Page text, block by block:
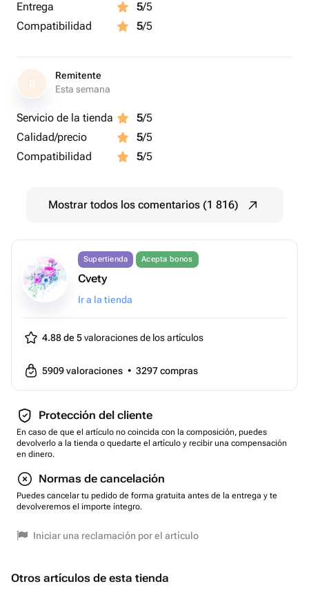
Entrega 5/5
Compatibilidad
5/5
R
Remitente
Esta semana
Servicio de la tienda 5/5
Calidad/precio
5/5
Compatibilidad
5/5
Mostrar todos los comentarios (1 816)
Supertienda Acepta bonos
Cvety
Ir a la tienda
4.88 de 5valoraciones de los artículos
5909valoraciones • 3297compras
Protección del cliente
En caso de que el artículo no coincida con la composición, puedes
devolverlo a la tienda o quedarte el artículo y recibir una compensación
en dinero.
Normas de cancelación
Puedes cancelar tu pedido de forma gratuita antes de la entrega y te
devolveremos el importe íntegro.
Iniciar una reclamación por el artículo
Otros artículos de esta tienda